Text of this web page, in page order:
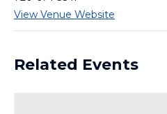
View Venue Website
Related Events